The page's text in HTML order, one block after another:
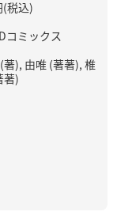
税込)
コミックス
著), 由唯 (著著), 椎
著)